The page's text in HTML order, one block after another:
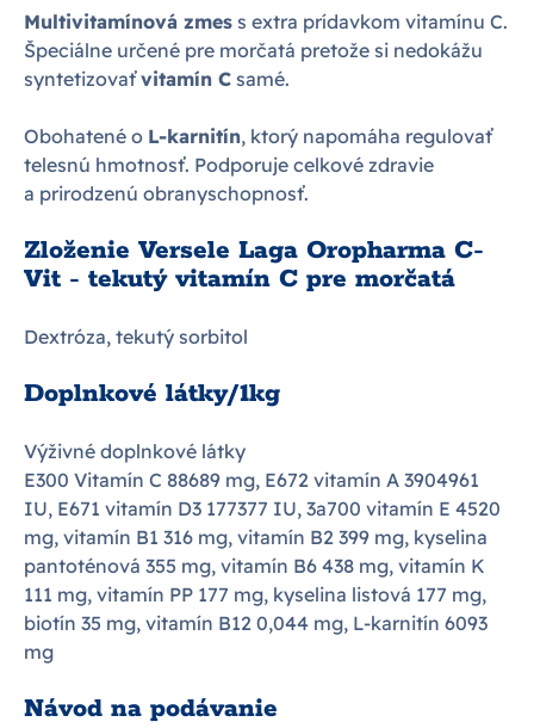
Multivitamínová zmes s extra prídavkom vitamínu C.
Špeciálne určené pre morčatá pretože si nedokážu
syntetizovaťvitamín C samé.
Obohatené o L-karnitín, ktorý napomáha regulovať
telesnú hmotnosť. Podporuje celkové zdravie
a prirodzenú obranyschopnosť.
Zloženie Versele Laga Oropharma C-
Vit - tekutý vitamín C pre morčatá
Dextróza, tekutý sorbitol
Doplnkové látky/1kg
Výživné doplnkové látky
E300 Vitamín C 88689 mg, E672 vitamín A 3904961
IU, E671 vitamín D3 177377 IU, 3a700 vitamín E 4520
mg, vitamín B1 316 mg, vitamín B2 399 mg, kyselina
pantoténová 355 mg, vitamín B6 438 mg, vitamín K
111 mg, vitamín PP 177 mg, kyselina listová 177 mg,
biotín 35 mg, vitamín B12 0,044 mg, L-karnitín 6093
mg
Návod na podávanie